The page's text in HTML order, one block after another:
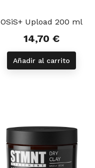
OSiS+ Upload 200 ml
Precio
14,70 €
Añadir al carrito